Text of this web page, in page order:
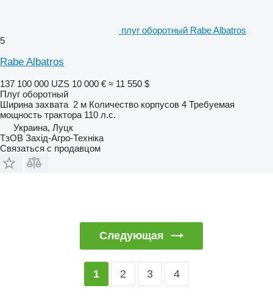
плуг оборотный Rabe Albatros
5
Rabe Albatros
137 100 000 UZS 10 000 € ≈ 11 550 $
Плуг оборотный
Ширина захвата 2 м Количество корпусов 4 Требуемая
мощность трактора 110 л.с.
Украина, Луцк
ТзОВ Захід-Агро-Техніка
Связаться с продавцом
Следующая
1 2 3 4